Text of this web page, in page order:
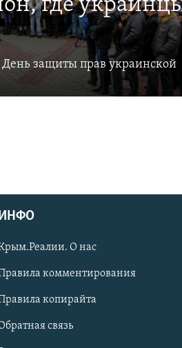
где
День защиты прав украинской
ИНФО
О нас
комментирования
копирайта
связь